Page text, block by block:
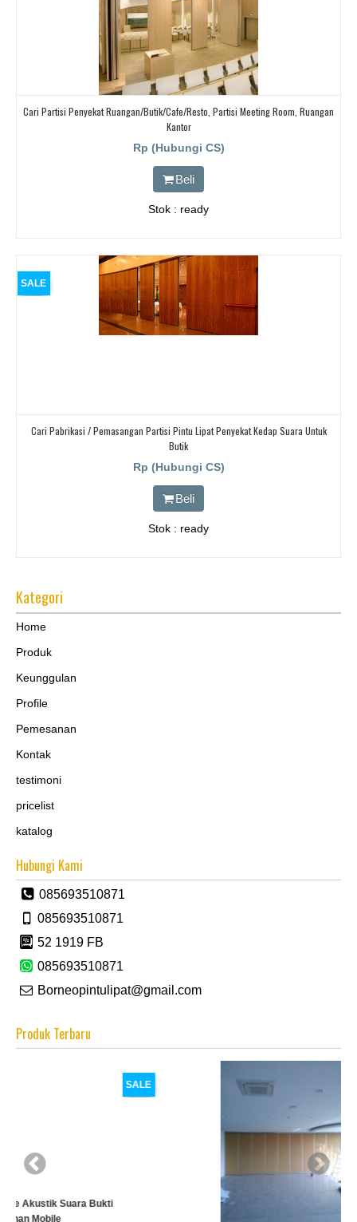
Cari Partisi Penyekat Ruangan/butik/cafe/resto, Partisi Meeting Room, Ruangan
Kantor
Rp (Hubungi CS)
Beli
Stok : ready
SALE
Cari Pabrikasi / Pemasangan Partisi Pintu Lipat Penyekat Kedap Suara Untuk
Butik
Rp (Hubungi CS)
Beli
Stok : ready
Kategori
Home
Produk
Keunggulan
Profile
Pemesanan
Kontak
testimoni
pricelist
katalog
Hubungi Kami
085693510871
085693510871
52 1919 FB
085693510871
Borneopintulipat@gmail.com
Produk Terbaru